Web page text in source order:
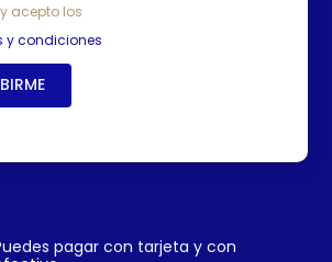
acepto los
y condiciones
pagar con tarjeta y con